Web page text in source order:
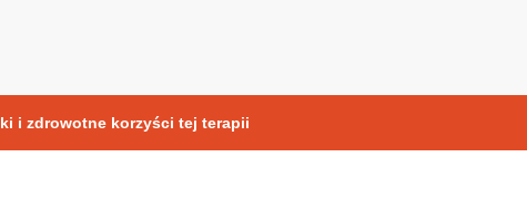
i zdrowotne korzyści tej terapii